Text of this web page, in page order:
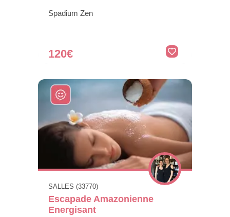
Spadium Zen
120€
SALLES (33770)
Escapade Amazonienne
Energisant